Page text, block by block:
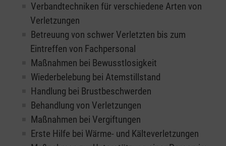
Verbandtechniken für verschiedene Arten von
Verletzungen
Betreuung von schwer Verletzten bis zum
Eintreffen von Fachpersonal
Maßnahmen bei Bewusstlosigkeit
Wiederbelebung bei Atemstillstand
Handlung bei Brustbeschwerden
Behandlung von Verletzungen
Maßnahmen bei Vergiftungen
Erste Hilfe bei Wärme- und Kälteverletzungen